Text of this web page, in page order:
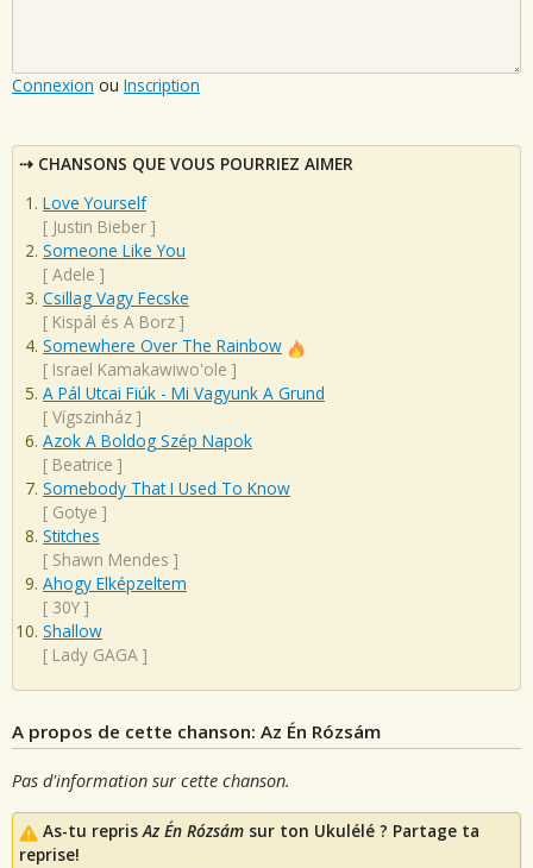
Connexion ou Inscription
CHANSONS QUE VOUS POURRIEZ AIMER
Love Yourself
[ Justin Bieber ]
Someone Like You
[ Adele ]
Csillag Vagy Fecske
[ Kispál és A Borz ]
Somewhere Over The Rainbow
[ Israel Kamakawiwo'ole ]
A Pál Utcai Fiúk - Mi Vagyunk A Grund
[ Vígszinház ]
Azok A Boldog Szép Napok
[ Beatrice ]
Somebody That I Used To Know
[ Gotye ]
Stitches
[ Shawn Mendes ]
Ahogy Elképzeltem
[ 30Y ]
Shallow
[ Lady GAGA ]
A propos de cette chanson: Az Én Rózsám
Pas d'information sur cette chanson.
As-tu reprisAz Én Rózsám sur ton Ukulélé ? Partage ta
reprise!